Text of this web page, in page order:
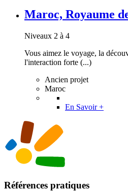
Maroc, Royaume
Niveaux 2 à 4
Vous aimez le voyage, la
l'interaction forte (...)
Ancien projet
Maroc
En Savoir +
Références pratiques